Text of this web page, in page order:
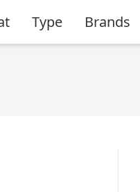
Type Brands